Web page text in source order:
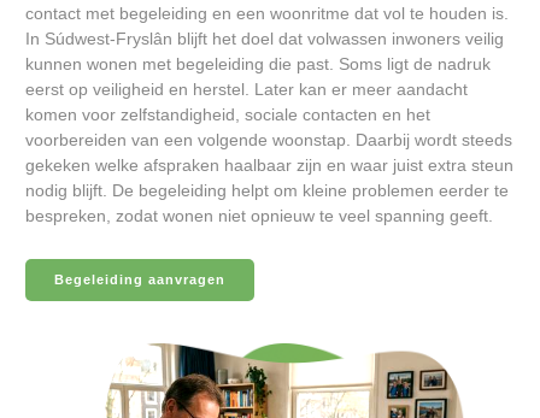
contact met begeleiding en een woonritme dat vol te houden is.
In Súdwest-Fryslân blijft het doel dat volwassen inwoners veilig
kunnen wonen met begeleiding die past. Soms ligt de nadruk
eerst op veiligheid en herstel. Later kan er meer aandacht
komen voor zelfstandigheid, sociale contacten en het
voorbereiden van een volgende woonstap. Daarbij wordt steeds
gekeken welke afspraken haalbaar zijn en waar juist extra steun
nodig blijft. De begeleiding helpt om kleine problemen eerder te
bespreken, zodat wonen niet opnieuw te veel spanning geeft.
Begeleiding aanvragen